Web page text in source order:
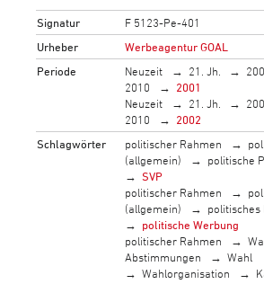
Signatur
F 5123-Pe-401
Urheber
Werbeagentur GOAL
Periode
Neuzeit 21. Jh.
2010
2001
Neuzeit
21. Jh.
2010
2002
Schlagwörter
politischer Rahmen
(allgemein)
politische
SVP
politischer Rahmen
(allgemein)
politisches
politische Werbung
politischer Rahmen
Abstimmungen
Wahl
Wahlorganisation